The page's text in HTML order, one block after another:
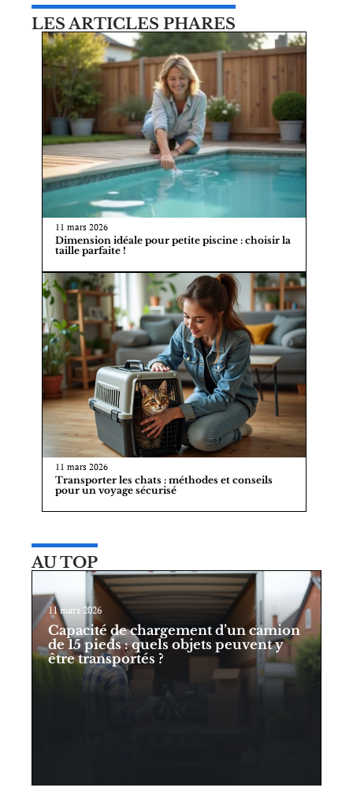
LES ARTICLES PHARES
11 mars 2026
Dimension idéale pour petite piscine : choisir la
taille parfaite !
11 mars 2026
Transporter les chats : méthodes et conseils
pour un voyage sécurisé
AU TOP
11 mars 2026
Capacité de chargement d’un camion
de 15 pieds : quels objets peuvent y
être transportés ?